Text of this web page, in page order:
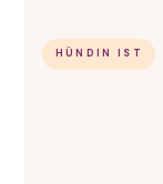
HÜNDIN IST